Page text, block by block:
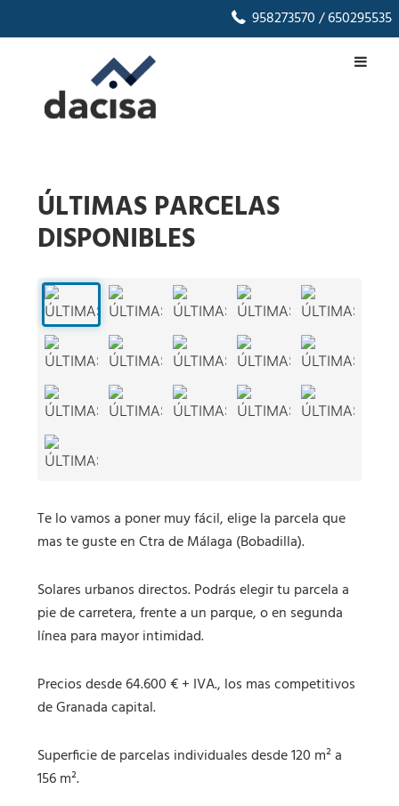
958273570/ 650295535
ÚLTIMAS PARCELAS
DISPONIBLES
Te lo vamos a poner muy fácil, elige la parcela que
mas te guste en Ctra de Málaga (Bobadilla).
Solares urbanos directos. Podrás elegir tu parcela a
pie de carretera, frente a un parque, o en segunda
línea para mayor intimidad.
Precios desde 64.600 € + IVA., los mas competitivos
de Granada capital.
Superficie de parcelas individuales desde 120 m² a
156 m².